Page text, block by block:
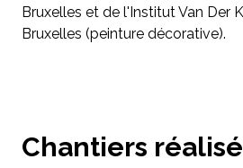
Bruxelles et de l'Institut Van Der
Bruxelles (peinture décorative).
Chantiers